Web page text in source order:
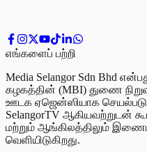
எங்களைப் பற்றி
Media Selangor Sdn Bhd
கழகத்தின் (MBI) துணை
ஊடக ஏஜென்ஸியாக
SelangorTV ஆகியவற்றுடன்
மற்றும் ஆங்கிலத்திலும்
வெளியிடுகிறது.